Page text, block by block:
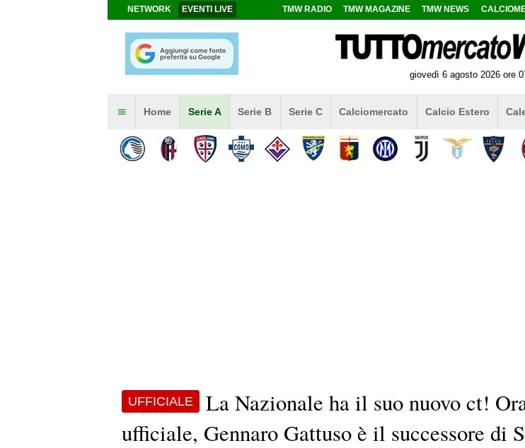
NETWORK EVENTI LIVE TMW RADIO TMW MAGAZINE TMW NEWS
giovedì 6 agosto 2026 ore
Home Serie A Serie B Serie C Calciomercato Calcio Estero
UFFICIALE
La Nazionale ha il suo nuovo ct!
ufficiale, Gennaro Gattuso è il successore di